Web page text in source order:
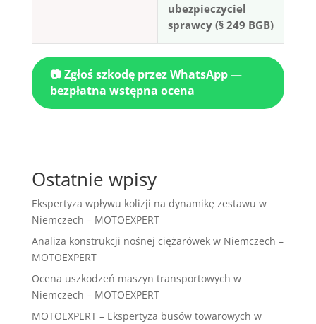
ubezpieczyciel
sprawcy (§ 249 BGB)
📷 Zgłoś szkodę przez WhatsApp —
bezpłatna wstępna ocena
Ostatnie wpisy
Ekspertyza wpływu kolizji na dynamikę zestawu w
Niemczech – MOTOEXPERT
Analiza konstrukcji nośnej ciężarówek w Niemczech –
MOTOEXPERT
Ocena uszkodzeń maszyn transportowych w
Niemczech – MOTOEXPERT
MOTOEXPERT – Ekspertyza busów towarowych w